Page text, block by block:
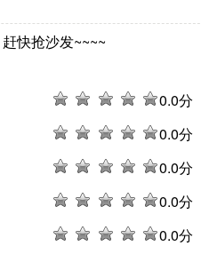
快抢沙发~~~~
0.0分
0.0分
0.0分
0.0分
0.0分